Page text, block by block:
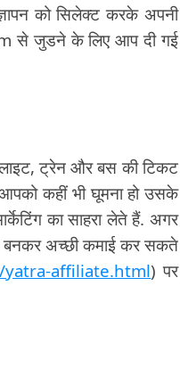
को सिलेक्ट करके अपनी
से जुडने के लिए आप दी गई
ट्रेन और बस की टिकट
कहीं भी घूमना हो उसके
का साहरा लेते हैं. अगर
बनकर अच्छी कमाई कर सकते
affiliate.html) पर